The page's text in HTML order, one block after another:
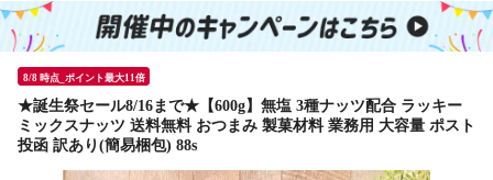
8/8 時点_ポイント最大11倍
★誕生祭セール8/16まで★【600g】無塩 3種ナッツ配合 ラッキー
ミックスナッツ 送料無料 おつまみ 製菓材料 業務用 大容量 ポスト
投函 訳あり(簡易梱包) 88s